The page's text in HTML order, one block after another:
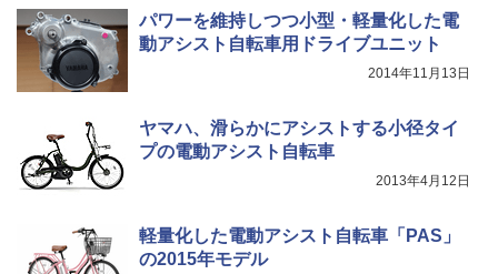
パワーを維持しつつ小型・軽量化した電
動アシスト自転車用ドライブユニット
2014年11月13日
ヤマハ、滑らかにアシストする小径タイ
プの電動アシスト自転車
2013年4月12日
軽量化した電動アシスト自転車「PAS」
の2015年モデル